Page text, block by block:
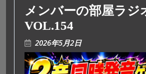
メンバーの部屋ラジ
VOL.154
2026年5月2日